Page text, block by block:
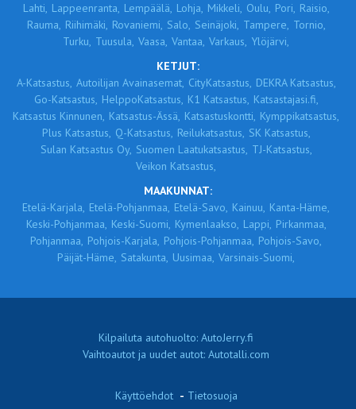
Lahti, Lappeenranta, Lempäälä, Lohja, Mikkeli, Oulu, Pori, Raisio,
Rauma, Riihimäki, Rovaniemi, Salo, Seinäjoki, Tampere, Tornio,
Turku, Tuusula, Vaasa, Vantaa, Varkaus, Ylöjärvi,
KETJUT:
A-Katsastus, Autoilijan Avainasemat, CityKatsastus, DEKRA Katsastus,
Go-Katsastus, HelppoKatsastus, K1 Katsastus, Katsastajasi.fi,
Katsastus Kinnunen, Katsastus-Ässä, Katsastuskontti, Kymppikatsastus,
Plus Katsastus, Q-Katsastus, Reilukatsastus, SK Katsastus,
Sulan Katsastus Oy, Suomen Laatukatsastus, TJ-Katsastus,
Veikon Katsastus,
MAAKUNNAT:
Etelä-Karjala, Etelä-Pohjanmaa, Etelä-Savo, Kainuu, Kanta-Häme,
Keski-Pohjanmaa, Keski-Suomi, Kymenlaakso, Lappi, Pirkanmaa,
Pohjanmaa, Pohjois-Karjala, Pohjois-Pohjanmaa, Pohjois-Savo,
Päijät-Häme, Satakunta, Uusimaa, Varsinais-Suomi,
Kilpailuta autohuolto: AutoJerry.fi
Vaihtoautot ja uudet autot: Autotalli.com
Käyttöehdot - Tietosuoja